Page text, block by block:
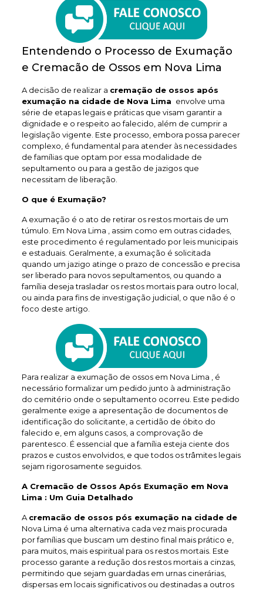
Entendendo o Processo de Exumação
e Cremacão de Ossos em Nova Lima
A decisão de realizar a cremação de ossos após
exumação na cidade de Nova Lima envolve uma
série de etapas legais e práticas que visam garantir a
dignidade e o respeito ao falecido, além de cumprir a
legislação vigente. Este processo, embora possa parecer
complexo, é fundamental para atender às necessidades
de famílias que optam por essa modalidade de
sepultamento ou para a gestão de jazigos que
necessitam de liberação.
O que é Exumação?
A exumação é o ato de retirar os restos mortais de um
túmulo. Em Nova Lima , assim como em outras cidades,
este procedimento é regulamentado por leis municipais
e estaduais. Geralmente, a exumação é solicitada
quando um jazigo atinge o prazo de concessão e precisa
ser liberado para novos sepultamentos, ou quando a
família deseja trasladar os restos mortais para outro local,
ou ainda para fins de investigação judicial, o que não é o
foco deste artigo.
Para realizar a exumação de ossos em Nova Lima , é
necessário formalizar um pedido junto à administração
do cemitério onde o sepultamento ocorreu. Este pedido
geralmente exige a apresentação de documentos de
identificação do solicitante, a certidão de óbito do
falecido e, em alguns casos, a comprovação de
parentesco. É essencial que a família esteja ciente dos
prazos e custos envolvidos, e que todos os trâmites legais
sejam rigorosamente seguidos.
A Cremacão de Ossos Após Exumação em Nova
Lima : Um Guia Detalhado
A cremacão de ossos pós exumação na cidade de
Nova Lima é uma alternativa cada vez mais procurada
por famílias que buscam um destino final mais prático e,
para muitos, mais espiritual para os restos mortais. Este
processo garante a redução dos restos mortais a cinzas,
permitindo que sejam guardadas em urnas cinerárias,
dispersas em locais significativos ou destinadas a outros